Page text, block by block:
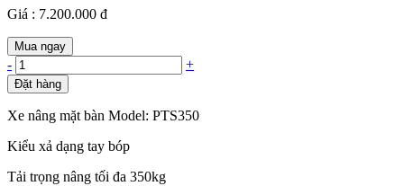
Giá : 7.200.000 đ
Mua ngay
- +
Đặt hàng
Xe nâng mặt bàn Model: PTS350
Kiểu xả dạng tay bóp
Tải trọng nâng tối đa 350kg